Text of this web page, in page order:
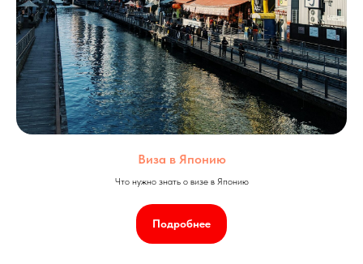
Виза в Японию
Что нужно знать о визе в Японию
Подробнее